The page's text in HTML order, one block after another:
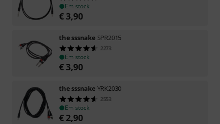
Em stock
€ 3,90
the sssnake SPR2015
2273
Em stock
€ 3,90
the sssnake YRK2030
2553
Em stock
€ 2,90